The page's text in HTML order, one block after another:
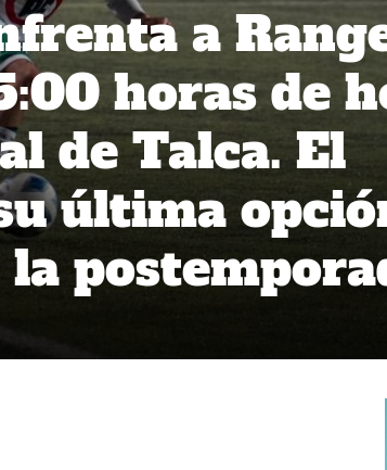
a
horas de
de Talca. El
última